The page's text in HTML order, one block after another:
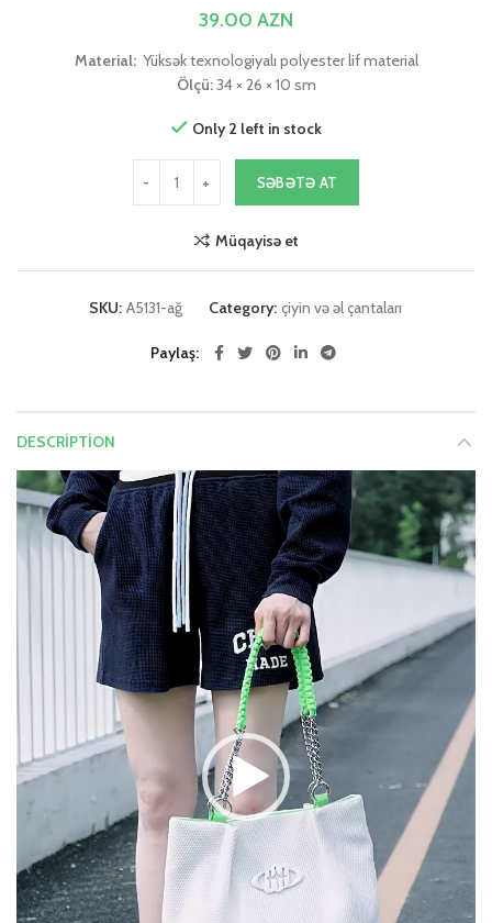
39.00 AZN
Material: Yüksək texnologiyalı polyester lif material
Ölçü:34 × 26 × 10 sm
Only 2 left in stock
SƏBƏTƏ AT
Müqayisə et
SKU: A5131-ağ Category: çiyin və əl çantaları
Paylaş
DESCRIPTION
Video
Oynadıcı